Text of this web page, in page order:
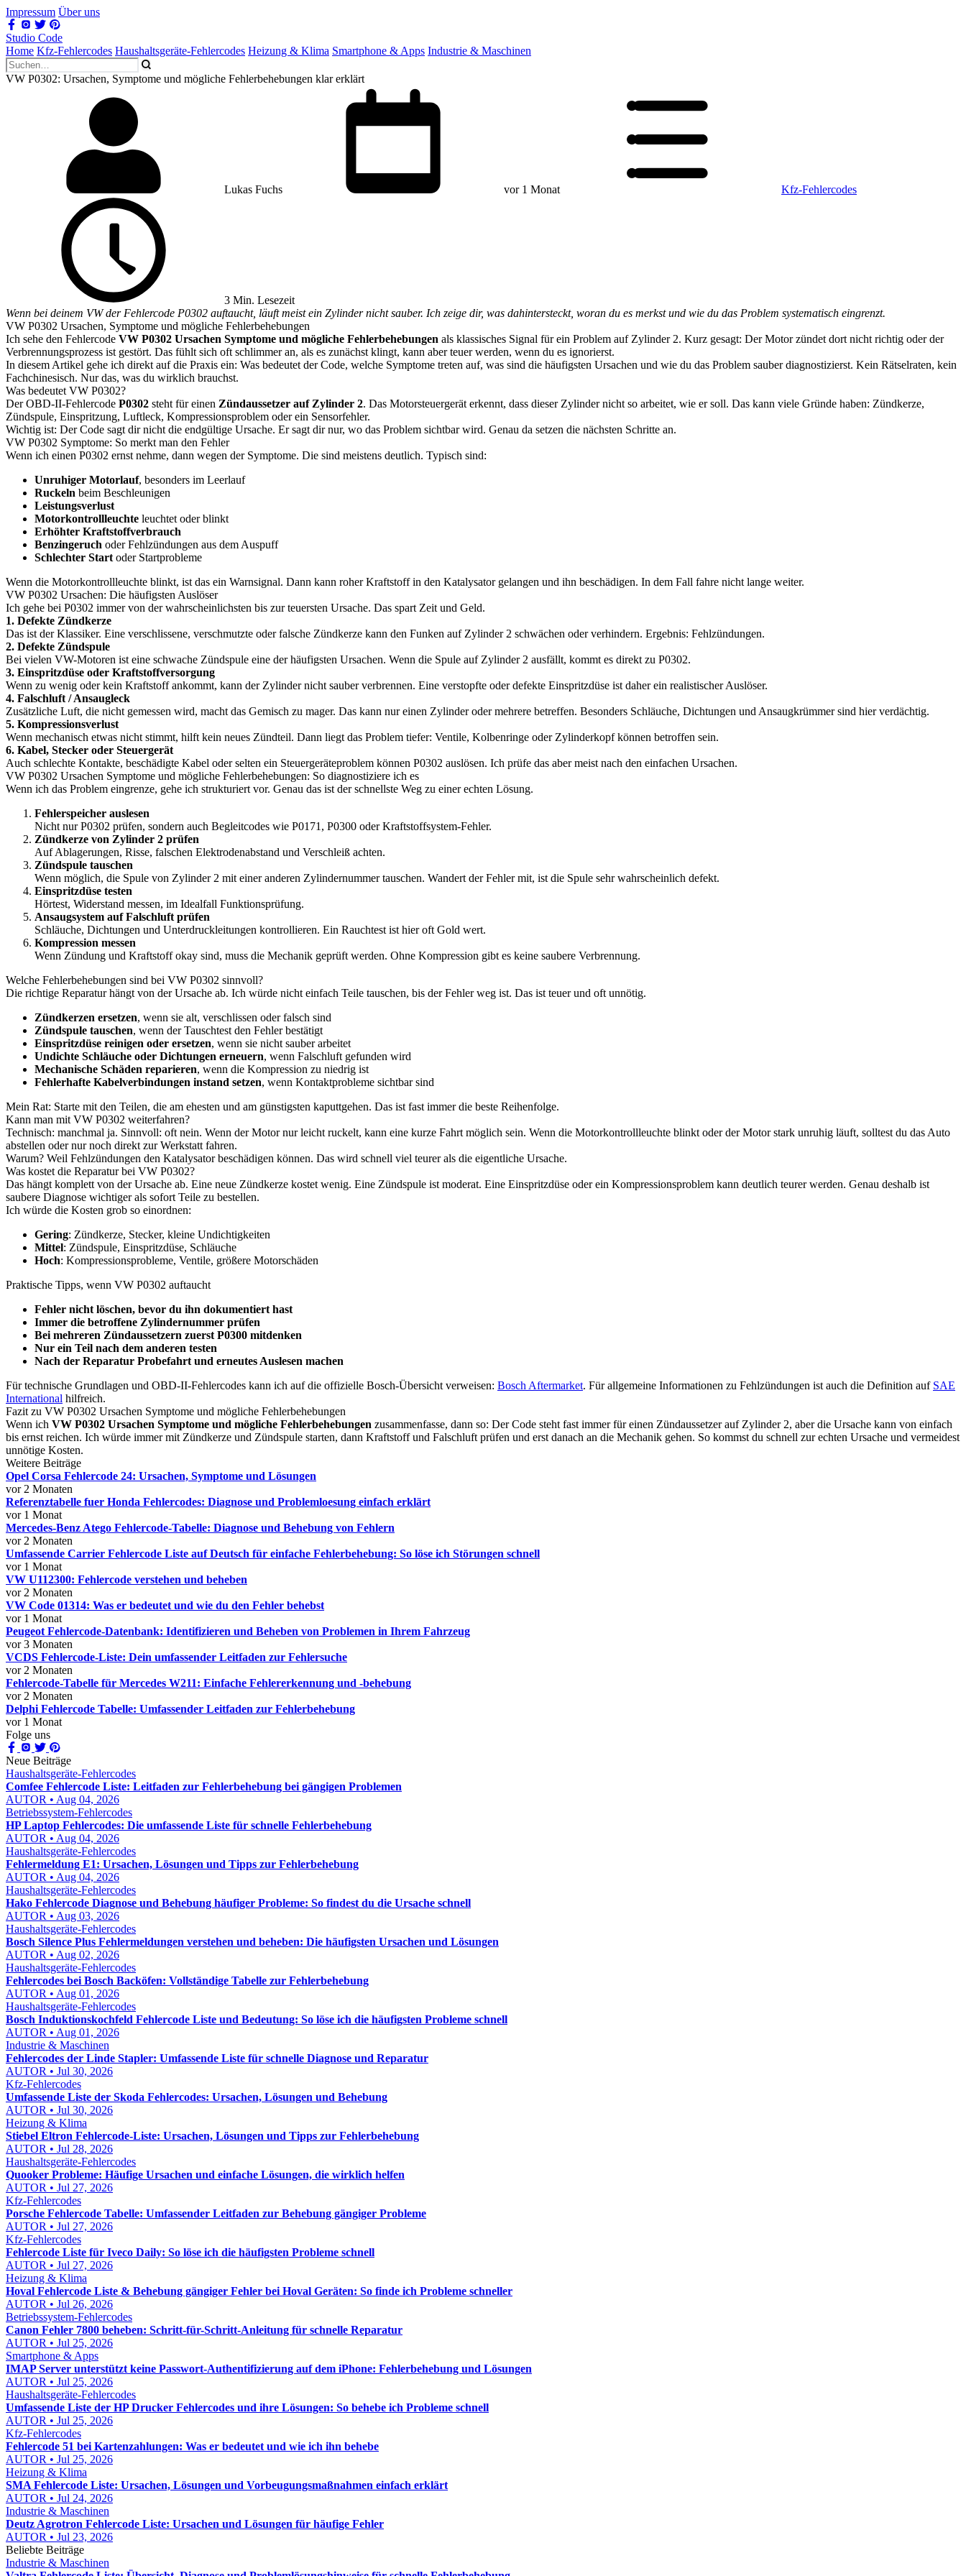
Impressum Über uns
Studio Code
Home Kfz-Fehlercodes Haushaltsgeräte-Fehlercodes Heizung & Klima Smartphone & Apps Industrie & Maschinen
VW P0302: Ursachen, Symptome und mögliche Fehlerbehebungen klar erklärt
Lukas Fuchs vor 1 Monat Kfz-Fehlercodes
3 Min. Lesezeit
Wenn bei deinem VW der Fehlercode P0302 auftaucht, läuft meist ein Zylinder nicht sauber. Ich zeige dir, was dahintersteckt, woran du es merkst und wie du das Problem systematisch eingrenzt.
VW P0302 Ursachen, Symptome und mögliche Fehlerbehebungen
Ich sehe den Fehlercode VW P0302 Ursachen Symptome und mögliche Fehlerbehebungen als klassisches Signal für ein Problem auf Zylinder 2. Kurz gesagt: Der Motor zündet dort nicht richtig oder der
Verbrennungsprozess ist gestört. Das fühlt sich oft schlimmer an, als es zunächst klingt, kann aber teuer werden, wenn du es ignorierst.
In diesem Artikel gehe ich direkt auf die Praxis ein: Was bedeutet der Code, welche Symptome treten auf, was sind die häufigsten Ursachen und wie du das Problem sauber diagnostizierst. Kein Rätselraten, kein
Fachchinesisch. Nur das, was du wirklich brauchst.
Was bedeutet VW P0302?
Der OBD-II-Fehlercode P0302 steht für einen Zündaussetzer auf Zylinder 2. Das Motorsteuergerät erkennt, dass dieser Zylinder nicht so arbeitet, wie er soll. Das kann viele Gründe haben: Zündkerze,
Zündspule, Einspritzung, Luftleck, Kompressionsproblem oder ein Sensorfehler.
Wichtig ist: Der Code sagt dir nicht die endgültige Ursache. Er sagt dir nur, wo das Problem sichtbar wird. Genau da setzen die nächsten Schritte an.
VW P0302 Symptome: So merkt man den Fehler
Wenn ich einen P0302 ernst nehme, dann wegen der Symptome. Die sind meistens deutlich. Typisch sind:
Unruhiger Motorlauf, besonders im Leerlauf
Ruckeln beim Beschleunigen
Leistungsverlust
Motorkontrollleuchte leuchtet oder blinkt
Erhöhter Kraftstoffverbrauch
Benzingeruch oder Fehlzündungen aus dem Auspuff
Schlechter Start oder Startprobleme
Wenn die Motorkontrollleuchte blinkt, ist das ein Warnsignal. Dann kann roher Kraftstoff in den Katalysator gelangen und ihn beschädigen. In dem Fall fahre nicht lange weiter.
VW P0302 Ursachen: Die häufigsten Auslöser
Ich gehe bei P0302 immer von der wahrscheinlichsten bis zur teuersten Ursache. Das spart Zeit und Geld.
1. Defekte Zündkerze
Das ist der Klassiker. Eine verschlissene, verschmutzte oder falsche Zündkerze kann den Funken auf Zylinder 2 schwächen oder verhindern. Ergebnis: Fehlzündungen.
2. Defekte Zündspule
Bei vielen VW-Motoren ist eine schwache Zündspule eine der häufigsten Ursachen. Wenn die Spule auf Zylinder 2 ausfällt, kommt es direkt zu P0302.
3. Einspritzdüse oder Kraftstoffversorgung
Wenn zu wenig oder kein Kraftstoff ankommt, kann der Zylinder nicht sauber verbrennen. Eine verstopfte oder defekte Einspritzdüse ist daher ein realistischer Auslöser.
4. Falschluft / Ansaugleck
Zusätzliche Luft, die nicht gemessen wird, macht das Gemisch zu mager. Das kann nur einen Zylinder oder mehrere betreffen. Besonders Schläuche, Dichtungen und Ansaugkrümmer sind hier verdächtig.
5. Kompressionsverlust
Wenn mechanisch etwas nicht stimmt, hilft kein neues Zündteil. Dann liegt das Problem tiefer: Ventile, Kolbenringe oder Zylinderkopf können betroffen sein.
6. Kabel, Stecker oder Steuergerät
Auch schlechte Kontakte, beschädigte Kabel oder selten ein Steuergeräteproblem können P0302 auslösen. Ich prüfe das aber meist nach den einfachen Ursachen.
VW P0302 Ursachen Symptome und mögliche Fehlerbehebungen: So diagnostiziere ich es
Wenn ich das Problem eingrenze, gehe ich strukturiert vor. Genau das ist der schnellste Weg zu einer echten Lösung.
Fehlerspeicher auslesen
Nicht nur P0302 prüfen, sondern auch Begleitcodes wie P0171, P0300 oder Kraftstoffsystem-Fehler.
Zündkerze von Zylinder 2 prüfen
Auf Ablagerungen, Risse, falschen Elektrodenabstand und Verschleiß achten.
Zündspule tauschen
Wenn möglich, die Spule von Zylinder 2 mit einer anderen Zylindernummer tauschen. Wandert der Fehler mit, ist die Spule sehr wahrscheinlich defekt.
Einspritzdüse testen
Hörtest, Widerstand messen, im Idealfall Funktionsprüfung.
Ansaugsystem auf Falschluft prüfen
Schläuche, Dichtungen und Unterdruckleitungen kontrollieren. Ein Rauchtest ist hier oft Gold wert.
Kompression messen
Wenn Zündung und Kraftstoff okay sind, muss die Mechanik geprüft werden. Ohne Kompression gibt es keine saubere Verbrennung.
Welche Fehlerbehebungen sind bei VW P0302 sinnvoll?
Die richtige Reparatur hängt von der Ursache ab. Ich würde nicht einfach Teile tauschen, bis der Fehler weg ist. Das ist teuer und oft unnötig.
Zündkerzen ersetzen, wenn sie alt, verschlissen oder falsch sind
Zündspule tauschen, wenn der Tauschtest den Fehler bestätigt
Einspritzdüse reinigen oder ersetzen, wenn sie nicht sauber arbeitet
Undichte Schläuche oder Dichtungen erneuern, wenn Falschluft gefunden wird
Mechanische Schäden reparieren, wenn die Kompression zu niedrig ist
Fehlerhafte Kabelverbindungen instand setzen, wenn Kontaktprobleme sichtbar sind
Mein Rat: Starte mit den Teilen, die am ehesten und am günstigsten kaputtgehen. Das ist fast immer die beste Reihenfolge.
Kann man mit VW P0302 weiterfahren?
Technisch: manchmal ja. Sinnvoll: oft nein. Wenn der Motor nur leicht ruckelt, kann eine kurze Fahrt möglich sein. Wenn die Motorkontrollleuchte blinkt oder der Motor stark unruhig läuft, solltest du das Auto
abstellen oder nur noch direkt zur Werkstatt fahren.
Warum? Weil Fehlzündungen den Katalysator beschädigen können. Das wird schnell viel teurer als die eigentliche Ursache.
Was kostet die Reparatur bei VW P0302?
Das hängt komplett von der Ursache ab. Eine neue Zündkerze kostet wenig. Eine Zündspule ist moderat. Eine Einspritzdüse oder ein Kompressionsproblem kann deutlich teurer werden. Genau deshalb ist
saubere Diagnose wichtiger als sofort Teile zu bestellen.
Ich würde die Kosten grob so einordnen:
Gering: Zündkerze, Stecker, kleine Undichtigkeiten
Mittel: Zündspule, Einspritzdüse, Schläuche
Hoch: Kompressionsprobleme, Ventile, größere Motorschäden
Praktische Tipps, wenn VW P0302 auftaucht
Fehler nicht löschen, bevor du ihn dokumentiert hast
Immer die betroffene Zylindernummer prüfen
Bei mehreren Zündaussetzern zuerst P0300 mitdenken
Nur ein Teil nach dem anderen testen
Nach der Reparatur Probefahrt und erneutes Auslesen machen
Für technische Grundlagen und OBD-II-Fehlercodes kann ich auf die offizielle Bosch-Übersicht verweisen: Bosch Aftermarket. Für allgemeine Informationen zu Fehlzündungen ist auch die Definition auf SAE
International hilfreich.
Fazit zu VW P0302 Ursachen Symptome und mögliche Fehlerbehebungen
Wenn ich VW P0302 Ursachen Symptome und mögliche Fehlerbehebungen zusammenfasse, dann so: Der Code steht fast immer für einen Zündaussetzer auf Zylinder 2, aber die Ursache kann von einfach
bis ernst reichen. Ich würde immer mit Zündkerze und Zündspule starten, dann Kraftstoff und Falschluft prüfen und erst danach an die Mechanik gehen. So kommst du schnell zur echten Ursache und vermeidest
unnötige Kosten.
Weitere Beiträge
Opel Corsa Fehlercode 24: Ursachen, Symptome und Lösungen
vor 2 Monaten
Referenztabelle fuer Honda Fehlercodes: Diagnose und Problemloesung einfach erklärt
vor 1 Monat
Mercedes-Benz Atego Fehlercode-Tabelle: Diagnose und Behebung von Fehlern
vor 2 Monaten
Umfassende Carrier Fehlercode Liste auf Deutsch für einfache Fehlerbehebung: So löse ich Störungen schnell
vor 1 Monat
VW U112300: Fehlercode verstehen und beheben
vor 2 Monaten
VW Code 01314: Was er bedeutet und wie du den Fehler behebst
vor 1 Monat
Peugeot Fehlercode-Datenbank: Identifizieren und Beheben von Problemen in Ihrem Fahrzeug
vor 3 Monaten
VCDS Fehlercode-Liste: Dein umfassender Leitfaden zur Fehlersuche
vor 2 Monaten
Fehlercode-Tabelle für Mercedes W211: Einfache Fehlererkennung und -behebung
vor 2 Monaten
Delphi Fehlercode Tabelle: Umfassender Leitfaden zur Fehlerbehebung
vor 1 Monat
Folge uns
Neue Beiträge
Haushaltsgeräte-Fehlercodes
Comfee Fehlercode Liste: Leitfaden zur Fehlerbehebung bei gängigen Problemen
AUTOR • Aug 04, 2026
Betriebssystem-Fehlercodes
HP Laptop Fehlercodes: Die umfassende Liste für schnelle Fehlerbehebung
AUTOR • Aug 04, 2026
Haushaltsgeräte-Fehlercodes
Fehlermeldung E1: Ursachen, Lösungen und Tipps zur Fehlerbehebung
AUTOR • Aug 04, 2026
Haushaltsgeräte-Fehlercodes
Hako Fehlercode Diagnose und Behebung häufiger Probleme: So findest du die Ursache schnell
AUTOR • Aug 03, 2026
Haushaltsgeräte-Fehlercodes
Bosch Silence Plus Fehlermeldungen verstehen und beheben: Die häufigsten Ursachen und Lösungen
AUTOR • Aug 02, 2026
Haushaltsgeräte-Fehlercodes
Fehlercodes bei Bosch Backöfen: Vollständige Tabelle zur Fehlerbehebung
AUTOR • Aug 01, 2026
Haushaltsgeräte-Fehlercodes
Bosch Induktionskochfeld Fehlercode Liste und Bedeutung: So löse ich die häufigsten Probleme schnell
AUTOR • Aug 01, 2026
Industrie & Maschinen
Fehlercodes der Linde Stapler: Umfassende Liste für schnelle Diagnose und Reparatur
AUTOR • Jul 30, 2026
Kfz-Fehlercodes
Umfassende Liste der Skoda Fehlercodes: Ursachen, Lösungen und Behebung
AUTOR • Jul 30, 2026
Heizung & Klima
Stiebel Eltron Fehlercode-Liste: Ursachen, Lösungen und Tipps zur Fehlerbehebung
AUTOR • Jul 28, 2026
Haushaltsgeräte-Fehlercodes
Quooker Probleme: Häufige Ursachen und einfache Lösungen, die wirklich helfen
AUTOR • Jul 27, 2026
Kfz-Fehlercodes
Porsche Fehlercode Tabelle: Umfassender Leitfaden zur Behebung gängiger Probleme
AUTOR • Jul 27, 2026
Kfz-Fehlercodes
Fehlercode Liste für Iveco Daily: So löse ich die häufigsten Probleme schnell
AUTOR • Jul 27, 2026
Heizung & Klima
Hoval Fehlercode Liste & Behebung gängiger Fehler bei Hoval Geräten: So finde ich Probleme schneller
AUTOR • Jul 26, 2026
Betriebssystem-Fehlercodes
Canon Fehler 7800 beheben: Schritt-für-Schritt-Anleitung für schnelle Reparatur
AUTOR • Jul 25, 2026
Smartphone & Apps
IMAP Server unterstützt keine Passwort-Authentifizierung auf dem iPhone: Fehlerbehebung und Lösungen
AUTOR • Jul 25, 2026
Haushaltsgeräte-Fehlercodes
Umfassende Liste der HP Drucker Fehlercodes und ihre Lösungen: So behebe ich Probleme schnell
AUTOR • Jul 25, 2026
Kfz-Fehlercodes
Fehlercode 51 bei Kartenzahlungen: Was er bedeutet und wie ich ihn behebe
AUTOR • Jul 25, 2026
Heizung & Klima
SMA Fehlercode Liste: Ursachen, Lösungen und Vorbeugungsmaßnahmen einfach erklärt
AUTOR • Jul 24, 2026
Industrie & Maschinen
Deutz Agrotron Fehlercode Liste: Ursachen und Lösungen für häufige Fehler
AUTOR • Jul 23, 2026
Beliebte Beiträge
Industrie & Maschinen